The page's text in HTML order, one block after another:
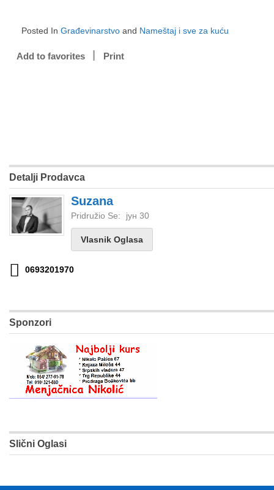
Posted In Građevinarstvo and Nameštaj i sve za kuću
Add to favorites Print
Detalji Prodavca
Suzana
Pridružio Se: јун 30
Vlasnik Oglasa
0693201970
Sponzori
Slični Oglasi